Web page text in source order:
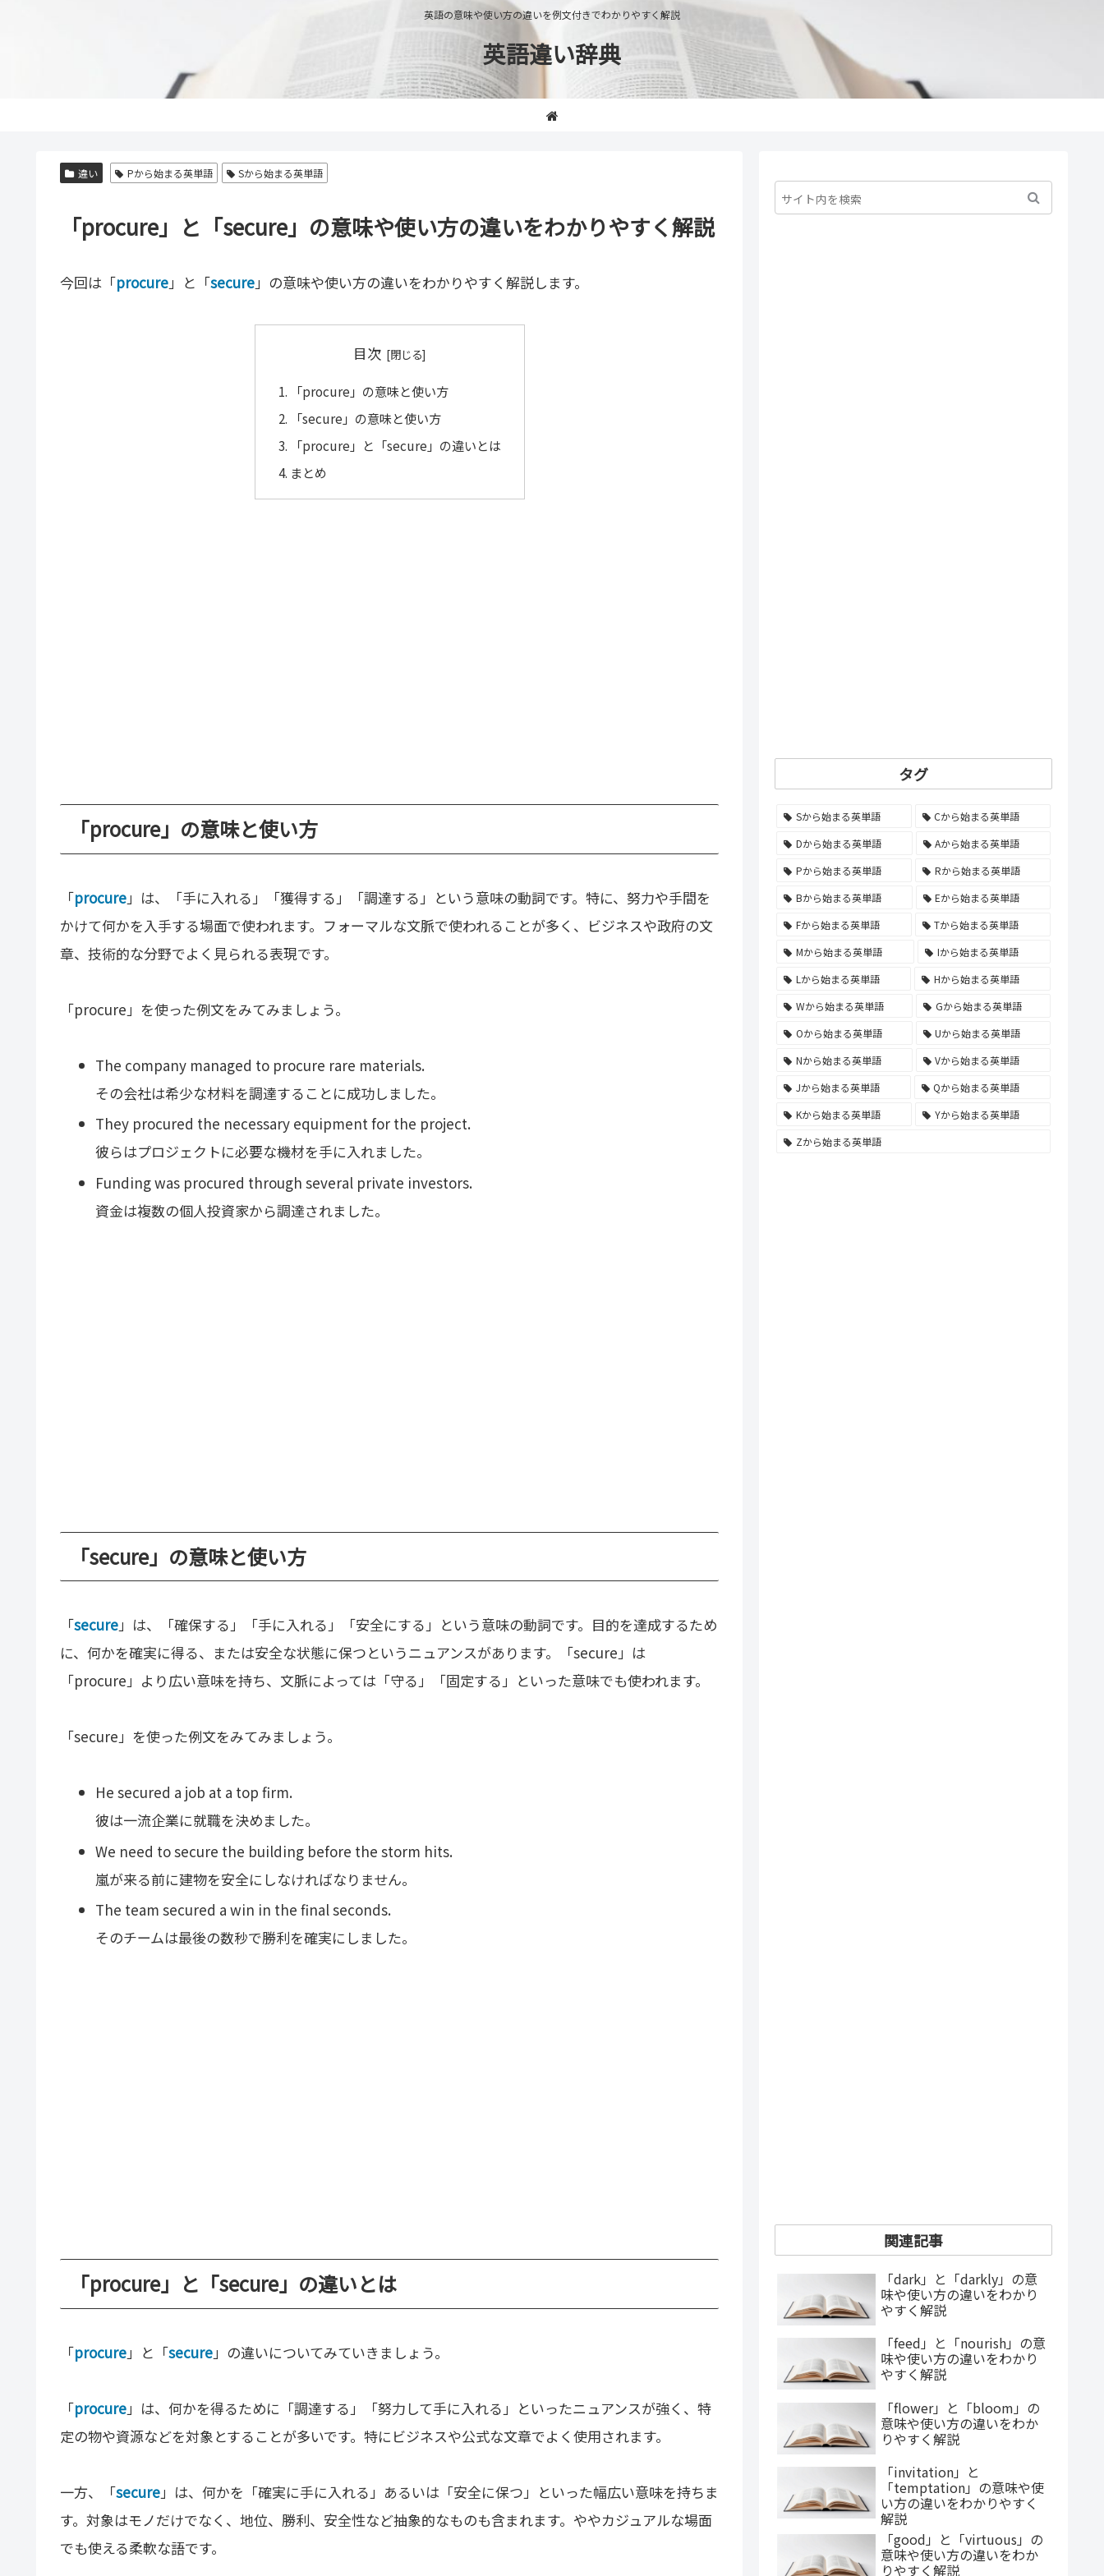
英語の意味や使い方の違いを例文付きでわかりやすく解説
英語違い辞典
違い Pから始まる英単語 Sから始まる英単語
「procure」と「secure」の意味や使い方の違いをわかりやすく解説
今回は「procure」と「secure」の意味や使い方の違いをわかりやすく解説します。
目次
「procure」の意味と使い方
「secure」の意味と使い方
「procure」と「secure」の違いとは
まとめ
「procure」の意味と使い方
「procure」は、「手に入れる」「獲得する」「調達する」という意味の動詞です。特に、努力や手間を
かけて何かを入手する場面で使われます。フォーマルな文脈で使われることが多く、ビジネスや政府の文
章、技術的な分野でよく見られる表現です。
「procure」を使った例文をみてみましょう。
The company managed to procure rare materials.
その会社は希少な材料を調達することに成功しました。
They procured the necessary equipment for the project.
彼らはプロジェクトに必要な機材を手に入れました。
Funding was procured through several private investors.
資金は複数の個人投資家から調達されました。
「secure」の意味と使い方
「secure」は、「確保する」「手に入れる」「安全にする」という意味の動詞です。目的を達成するため
に、何かを確実に得る、または安全な状態に保つというニュアンスがあります。「secure」は
「procure」より広い意味を持ち、文脈によっては「守る」「固定する」といった意味でも使われます。
「secure」を使った例文をみてみましょう。
He secured a job at a top firm.
彼は一流企業に就職を決めました。
We need to secure the building before the storm hits.
嵐が来る前に建物を安全にしなければなりません。
The team secured a win in the final seconds.
そのチームは最後の数秒で勝利を確実にしました。
「procure」と「secure」の違いとは
「procure」と「secure」の違いについてみていきましょう。
「procure」は、何かを得るために「調達する」「努力して手に入れる」といったニュアンスが強く、特
定の物や資源などを対象とすることが多いです。特にビジネスや公式な文章でよく使用されます。
一方、「secure」は、何かを「確実に手に入れる」あるいは「安全に保つ」といった幅広い意味を持ちま
す。対象はモノだけでなく、地位、勝利、安全性など抽象的なものも含まれます。ややカジュアルな場面
でも使える柔軟な語です。
タグ
Sから始まる英単語
Cから始まる英単語
Dから始まる英単語
Aから始まる英単語
Pから始まる英単語
Rから始まる英単語
Bから始まる英単語
Eから始まる英単語
Fから始まる英単語
Tから始まる英単語
Mから始まる英単語
Iから始まる英単語
Lから始まる英単語
Hから始まる英単語
Wから始まる英単語
Gから始まる英単語
Oから始まる英単語
Uから始まる英単語
Nから始まる英単語
Vから始まる英単語
Jから始まる英単語
Qから始まる英単語
Kから始まる英単語
Yから始まる英単語
Zから始まる英単語
関連記事
「dark」と「darkly」の意
味や使い方の違いをわかり
やすく解説
「feed」と「nourish」の意
味や使い方の違いをわかり
やすく解説
「flower」と「bloom」の
意味や使い方の違いをわか
りやすく解説
「invitation」と
「temptation」の意味や使
い方の違いをわかりやすく
解説
「good」と「virtuous」の
意味や使い方の違いをわか
りやすく解説